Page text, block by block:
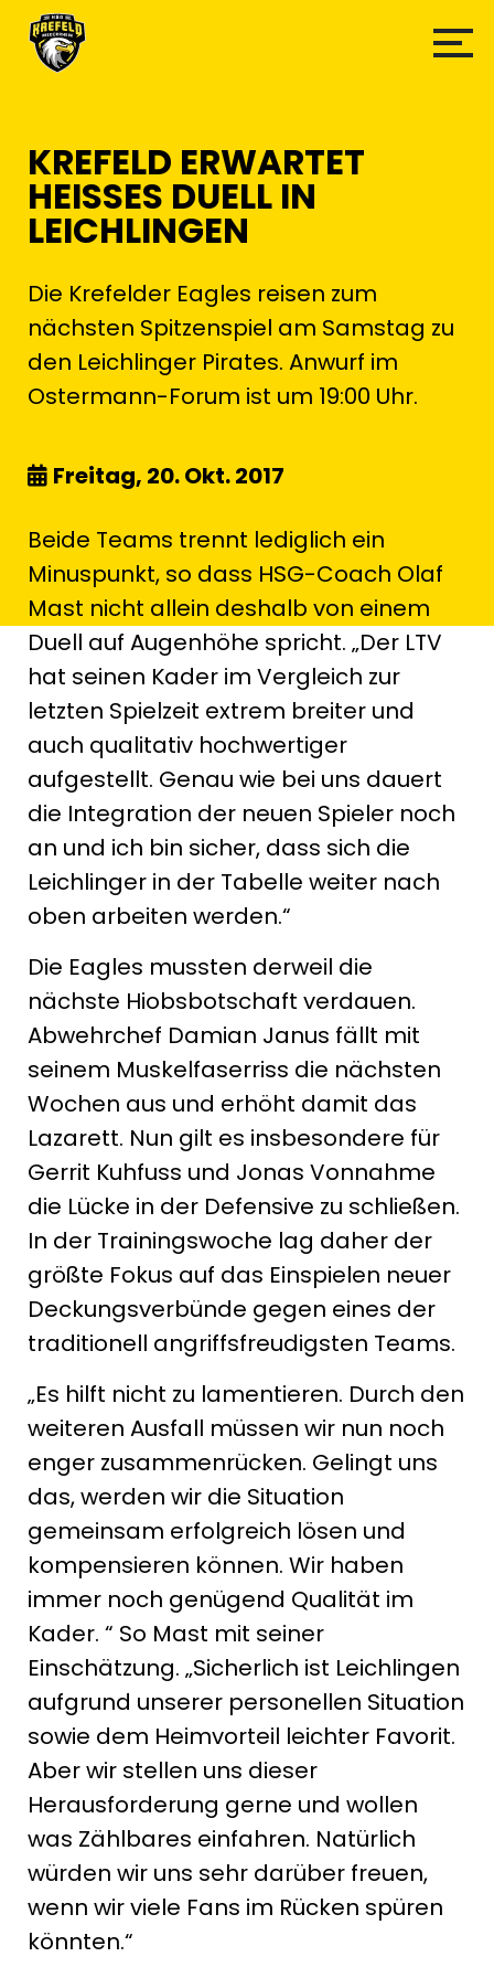
KREFELD ERWARTET
HEISSES DUELL IN L
EICHLINGEN
Die Krefelder Eagles reisen zum
nächsten Spitzenspiel am Samstag zu
den Leichlinger Pirates. Anwurf im
Ostermann-Forum ist um 19:00 Uhr.
Freitag, 20. Okt. 2017
Beide Teams trennt lediglich ein
Minuspunkt, so dass HSG-Coach Olaf
Mast nicht allein deshalb von einem
Duell auf Augenhöhe spricht. „Der LTV
hat seinen Kader im Vergleich zur
letzten Spielzeit extrem breiter und
auch qualitativ hochwertiger
aufgestellt. Genau wie bei uns dauert
die Integration der neuen Spieler noch
an und ich bin sicher, dass sich die
Leichlinger in der Tabelle weiter nach
oben arbeiten werden.“
Die Eagles mussten derweil die
nächste Hiobsbotschaft verdauen.
Abwehrchef Damian Janus fällt mit
seinem Muskelfaserriss die nächsten
Wochen aus und erhöht damit das
Lazarett. Nun gilt es insbesondere für
Gerrit Kuhfuss und Jonas Vonnahme
die Lücke in der Defensive zu schließen.
In der Trainingswoche lag daher der
größte Fokus auf das Einspielen neuer
Deckungsverbünde gegen eines der
traditionell angriffsfreudigsten Teams.
„Es hilft nicht zu lamentieren. Durch den
weiteren Ausfall müssen wir nun noch
enger zusammenrücken. Gelingt uns
das, werden wir die Situation
gemeinsam erfolgreich lösen und
kompensieren können. Wir haben
immer noch genügend Qualität im
Kader. “ So Mast mit seiner
Einschätzung. „Sicherlich ist Leichlingen
aufgrund unserer personellen Situation
sowie dem Heimvorteil leichter Favorit.
Aber wir stellen uns dieser
Herausforderung gerne und wollen
was Zählbares einfahren. Natürlich
würden wir uns sehr darüber freuen,
wenn wir viele Fans im Rücken spüren
könnten.“